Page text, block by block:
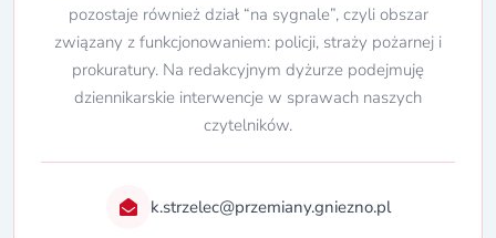
pozostaje również dział “na sygnale”, czyli obszar
związany z funkcjonowaniem: policji, straży pożarnej i
prokuratury. Na redakcyjnym dyżurze podejmuję
dziennikarskie interwencje w sprawach naszych
czytelników.
k.strzelec@przemiany.gniezno.pl